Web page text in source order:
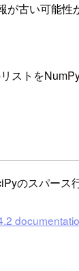
古い可能性
トを
のスパース